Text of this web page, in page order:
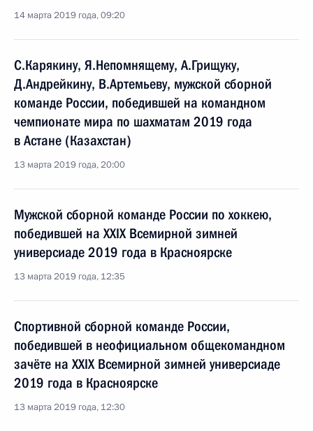
14 марта 2019 года, 09:20
С.Карякину, Я.Непомнящему, А.Грищуку,
Д.Андрейкину, В.Артемьеву, мужской сборной
команде России, победившей на командном
чемпионате мира по шахматам 2019 года
в Астане (Казахстан)
13 марта 2019 года, 20:00
Мужской сборной команде России по хоккею,
победившей на XXIX Всемирной зимней
универсиаде 2019 года в Красноярске
13 марта 2019 года, 12:35
Спортивной сборной команде России,
победившей в неофициальном общекомандном
зачёте на XXIX Всемирной зимней универсиаде
2019 года в Красноярске
13 марта 2019 года, 12:30